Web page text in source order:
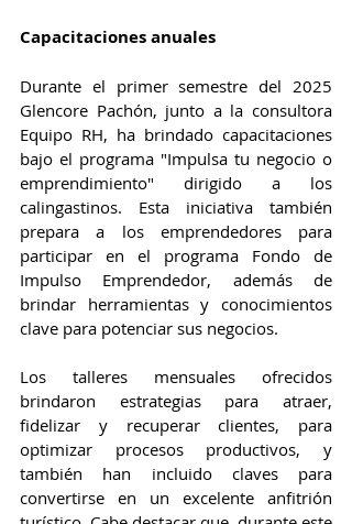
Capacitaciones anuales
Durante el primer semestre del 2025
Glencore Pachón, junto a la consultora
Equipo RH, ha brindado capacitaciones
bajo el programa "Impulsa tu negocio o
emprendimiento" dirigido a los
calingastinos. Esta iniciativa también
prepara a los emprendedores para
participar en el programa Fondo de
Impulso Emprendedor, además de
brindar herramientas y conocimientos
clave para potenciar sus negocios.
Los talleres mensuales ofrecidos
brindaron estrategias para atraer,
fidelizar y recuperar clientes, para
optimizar procesos productivos, y
también han incluido claves para
convertirse en un excelente anfitrión